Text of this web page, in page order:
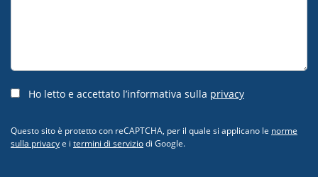
Ho letto e accettato l’informativa sulla privacy
Questo sito è protetto con reCAPTCHA, per il quale si applicano le norme
sulla privacye i termini di serviziodi Google.